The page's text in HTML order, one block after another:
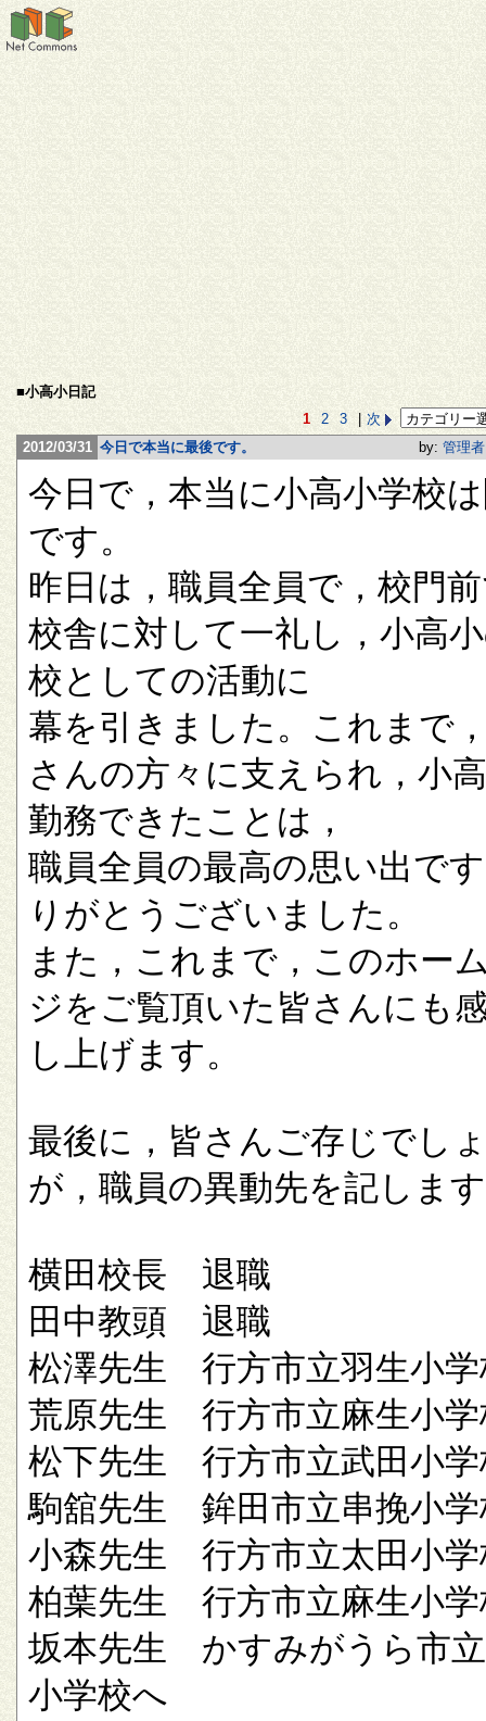
■小高小日記
1
2 3
次
2012/03/31 今日で本当に最後です。 by: 管理者
今日で，本当に小高小学校
です。
昨日は，職員全員で，校門
校舎に対して一礼し，小高
校としての活動に
幕を引きました。これまで
さんの方々に支えられ，小
勤務できたことは，
職員全員の最高の思い出で
りがとうございました。
また，これまで，このホー
ジをご覧頂いた皆さんにも
し上げます。
最後に，皆さんご存じでし
が，職員の異動先を記しま
横田校長 退職
田中教頭 退職
松澤先生 行方市立羽生小学
荒原先生 行方市立麻生小学
松下先生 行方市立武田小学
駒舘先生 鉾田市立串挽小学
小森先生 行方市立太田小学
柏葉先生 行方市立麻生小学
坂本先生 かすみがうら市
小学校へ